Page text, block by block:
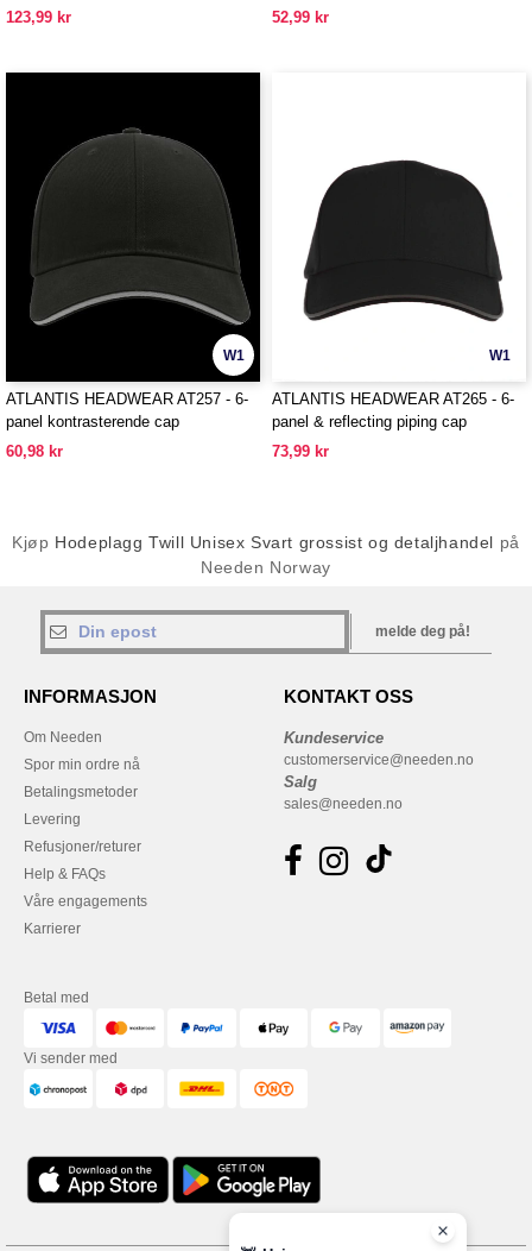
123,99 kr
ORGANIC COTTON 6 PANEL CAP
52,99 kr
W1
ATLANTIS HEADWEAR AT257 - 6-
panel kontrasterende cap
60,98 kr
W1
ATLANTIS HEADWEAR AT265 - 6-
panel & reflecting piping cap
73,99 kr
Kjøp Hodeplagg Twill Unisex Svart grossist og detaljhandel på
Needen Norway
melde deg på!
INFORMASJON
Om Needen
Spor min ordre nå
Betalingsmetoder
Levering
Refusjoner/returer
Help & FAQs
Våre engagements
Karrierer
KONTAKT OSS
Kundeservice
customerservice@needen.no
Salg
sales@needen.no
Betal med
Vi sender med